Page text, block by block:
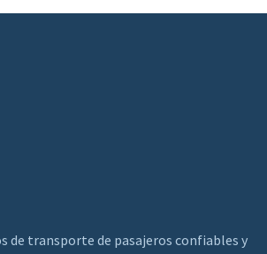
de transporte de pasajeros confiables y